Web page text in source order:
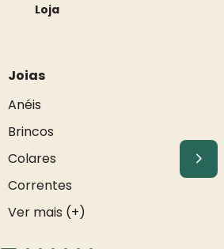
Loja
Joias
Anéis
Brincos
Colares
Correntes
Ver mais (+)